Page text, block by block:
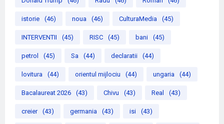
istorie (46) noua (46) CulturaMedia (45)
INTERVENTII (45) RISC (45) bani (45)
petrol (45) Sa (44) declaratii (44)
lovitura (44) orientul mijlociu (44) ungaria (44)
Bacalaureat 2026 (43) Chivu (43) Real (43)
creier (43) germania (43) isi (43)